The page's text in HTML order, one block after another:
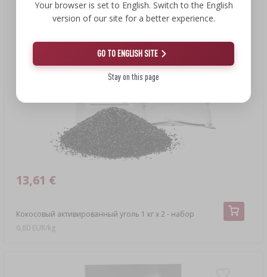
Кокосовый активированный уголь 1 кг x 2 - набор
13,61 €
6,80 EUR/kg
Your browser is set to English. Switch to the English
version of our site for a better experience.
GO TO ENGLISH SITE
Stay on this page